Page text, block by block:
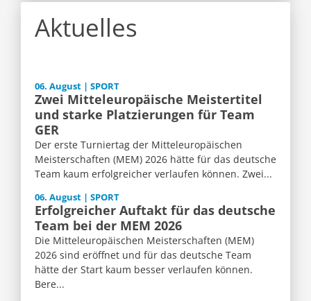
Aktuelles
06. August | SPORT
Zwei Mitteleuropäische Meistertitel
und starke Platzierungen für Team
GER
Der erste Turniertag der Mitteleuropäischen
Meisterschaften (MEM) 2026 hätte für das deutsche
Team kaum erfolgreicher verlaufen können. Zwei...
06. August | SPORT
Erfolgreicher Auftakt für das deutsche
Team bei der MEM 2026
Die Mitteleuropäischen Meisterschaften (MEM)
2026 sind eröffnet und für das deutsche Team
hätte der Start kaum besser verlaufen können.
Bere...